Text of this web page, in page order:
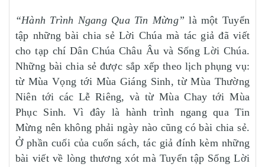
“Hành Trình Ngang Qua Tin Mừng” là một Tuyển
tập những bài chia sẻ Lời Chúa mà tác giả đã viết
cho tạp chí Dân Chúa Châu Âu và Sống Lời Chúa.
Những bài chia sẻ được sắp xếp theo lịch phụng vụ:
từ Mùa Vọng tới Mùa Giáng Sinh, từ Mùa Thường
Niên tới các Lễ Riêng, và từ Mùa Chay tới Mùa
Phục Sinh. Vì đây là hành trình ngang qua Tin
Mừng nên không phải ngày nào cũng có bài chia sẻ.
Ở phần cuối của cuốn sách, tác giả đính kèm những
bài viết về lòng thương xót mà Tuyển tập Sống Lời